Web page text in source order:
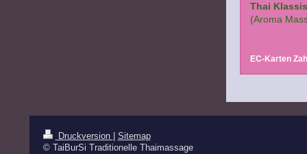
Thai
(Aroma
EC-Karten
Druckversion
Sitemap
© TaiBurSi Traditionelle Thaimassage